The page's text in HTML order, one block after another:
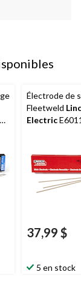
Électrode de
Fleetweld
Electric
37,99 $
5 en stock